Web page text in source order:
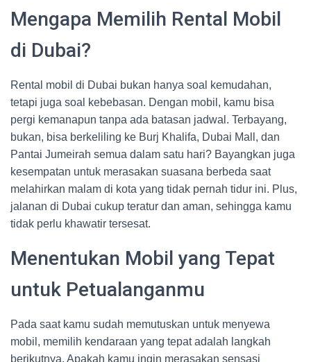
Mengapa Memilih Rental Mobil
di Dubai?
Rental mobil di Dubai bukan hanya soal kemudahan,
tetapi juga soal kebebasan. Dengan mobil, kamu bisa
pergi kemanapun tanpa ada batasan jadwal. Terbayang,
bukan, bisa berkeliling ke Burj Khalifa, Dubai Mall, dan
Pantai Jumeirah semua dalam satu hari? Bayangkan juga
kesempatan untuk merasakan suasana berbeda saat
melahirkan malam di kota yang tidak pernah tidur ini. Plus,
jalanan di Dubai cukup teratur dan aman, sehingga kamu
tidak perlu khawatir tersesat.
Menentukan Mobil yang Tepat
untuk Petualanganmu
Pada saat kamu sudah memutuskan untuk menyewa
mobil, memilih kendaraan yang tepat adalah langkah
berikutnya. Apakah kamu ingin merasakan sensasi